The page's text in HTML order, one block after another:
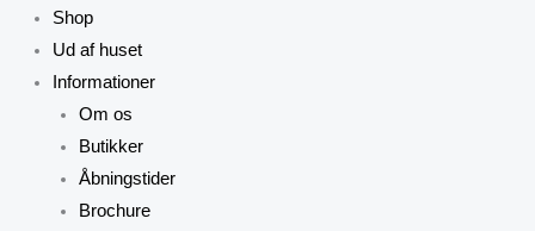
Shop
Ud af huset
Informationer
Om os
Butikker
Åbningstider
Brochure